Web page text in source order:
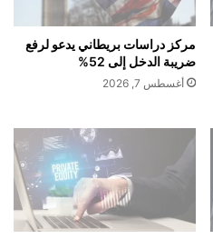
مركز دراسات بريطاني يدعو لرفع
ضريبة الدخل إلى 52%
أغسطس 7, 2026